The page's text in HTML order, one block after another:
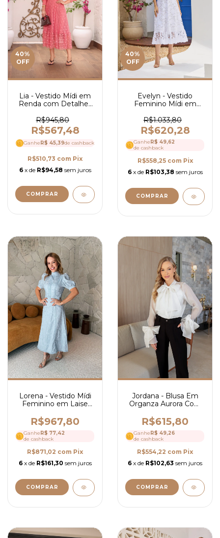
40%
OFF
Lia - Vestido Mídi em
Renda com Detalhes
V e Mangas Longas -
Ref 4145
R$945,80
R$567,48
Ganhe R$ 45,39de cashback
R$510,73 com Pix
6 x de R$94,58 sem juros
COMPRAR
40%
OFF
Evelyn - Vestido
Feminino Mídi em
Elegante e Manga
Delicada - Ref 4067
R$1.033,80
R$620,28
Ganhe R$ 49,62
de cashback
R$558,25 com Pix
6 x de R$103,38 sem juros
COMPRAR
Lorena - Vestido Mídi
Feminino em Laise
Manga Curta Elegante
- 4262
R$967,80
Ganhe R$ 77,42
de cashback
R$871,02 com Pix
6 x de R$161,30 sem juros
COMPRAR
Jordana - Blusa Em
Organza Aurora Com
Mangas E Gola- Ref
4244
R$615,80
Ganhe R$ 49,26
de cashback
R$554,22 com Pix
6 x de R$102,63 sem juros
COMPRAR